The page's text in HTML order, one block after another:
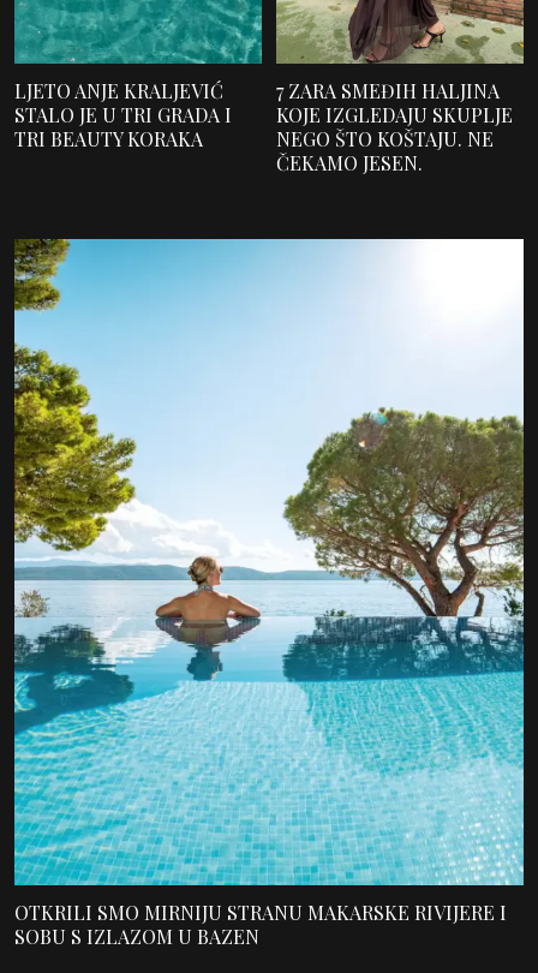
LJETO ANJE KRALJEVIĆ
STALO JE U TRI GRADA I
TRI BEAUTY KORAKA
7 ZARA SMEĐIH HALJINA
KOJE IZGLEDAJU SKUPLJE
NEGO ŠTO KOŠTAJU. NE
ČEKAMO JESEN.
OTKRILI SMO MIRNIJU STRANU MAKARSKE RIVIJERE I
SOBU S IZLAZOM U BAZEN